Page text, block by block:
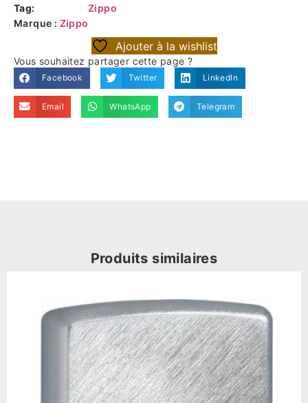
Tag:
Zippo
Marque : Zippo
Ajouter à la wishlist
Vous souhaitez partager cette page ?
Facebook Twitter LinkedIn
Email WhatsApp Telegram
Produits similaires